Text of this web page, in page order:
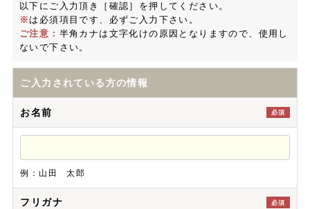
以下にご入力頂き［確認］を押してください。
※ は必須項目です、必ずご入力下さい。
ご注意： 半角カナは文字化けの原因となりますので、使用し
ないで下さい。
ご入力されている方の情報
お名前 必須
例：山田 太郎
フリガナ 必須